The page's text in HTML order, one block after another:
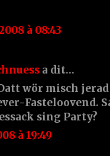
à 08:43
a dit…
wör misch
Fasteloovend.
sing Party?
à 19:49